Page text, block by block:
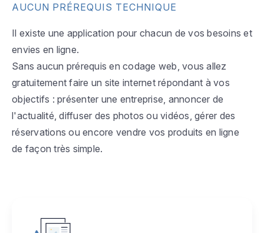
AUCUN PRÉREQUIS TECHNIQUE
Il existe une application pour chacun de vos besoins et
envies en ligne.
Sans aucun prérequis en codage web, vous allez
gratuitement faire un site internet répondant à vos
objectifs : présenter une entreprise, annoncer de
l'actualité, diffuser des photos ou vidéos, gérer des
réservations ou encore vendre vos produits en ligne
de façon très simple.